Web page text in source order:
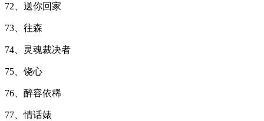
72、送你回家
73、往森
74、灵魂裁决者
75、饶心
76、醉容依稀
77、情话婊